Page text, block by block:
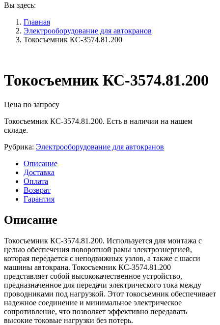
Вы здесь:
Главная
Электрооборудование для автокранов
Токосъемник КС-3574.81.200
Токосъемник КС-3574.81.200
Цена по запросу
Токосъемник КС-3574.81.200. Есть в наличии на нашем
складе.
Рубрика: Электрооборудование для автокранов
Описание
Доставка
Оплата
Возврат
Гарантия
Описание
Токосъемник КС-3574.81.200. Используется для монтажа с
целью обеспечения поворотной рамы электроэнергией,
которая передается с неподвижных узлов, а также с шасси
машины автокрана. Токосъемник КС-3574.81.200
представляет собой высококачественное устройство,
предназначенное для передачи электрического тока между
проводниками под нагрузкой. Этот токосъемник обеспечивает
надежное соединение и минимальное электрическое
сопротивление, что позволяет эффективно передавать
высокие токовые нагрузки без потерь.